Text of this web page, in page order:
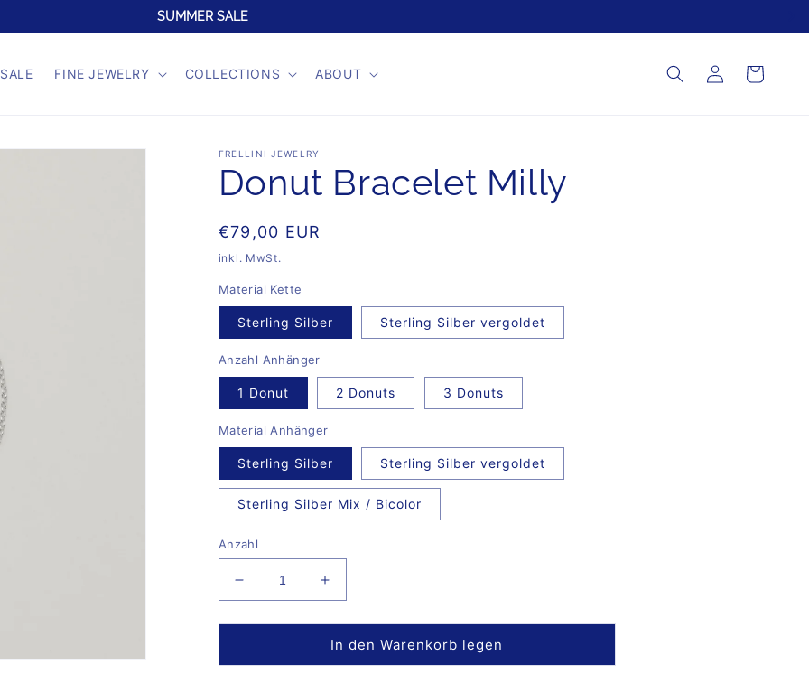
SUMMER SALE
SALE FINE JEWELRY COLLECTIONS ABOUT EinloggenWarenkorb
FRELLINI JEWELRY
Donut Bracelet Milly
Normaler
Preis
€79,00 EUR
inkl. MwSt.
Material Kette
Sterling Silber Sterling Silber vergoldet
Anzahl Anhänger
1 Donut 2 Donuts 3 Donuts
Material Anhänger
Sterling Silber Sterling Silber vergoldet
Sterling Silber Mix / Bicolor
Anzahl
Verringere
die
Menge
Donut
Erhöhe
die
Menge
für
Donut
In den Warenkorb legen